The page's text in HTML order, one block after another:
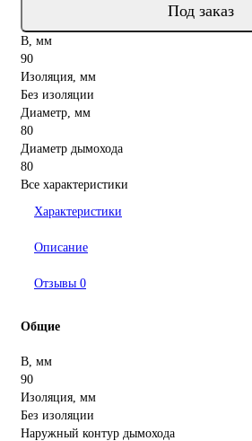
Под заказ
B, мм
90
Изоляция, мм
Без изоляции
Диаметр, мм
80
Диаметр дымохода
80
Все характеристики
Характеристики
Описание
Отзывы 0
Общие
B, мм
90
Изоляция, мм
Без изоляции
Наружный контур дымохода